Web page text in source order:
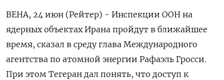
ВЕНА, 24 июн (Рейтер) - Инспекции ООН на
ядерных объектах Ирана пройдут в ближайшее
время, сказал в среду глава Международного
агентства по атомной ‌энергии Рафаэль Гросси.
При этом Тегеран дал понять, что доступ к